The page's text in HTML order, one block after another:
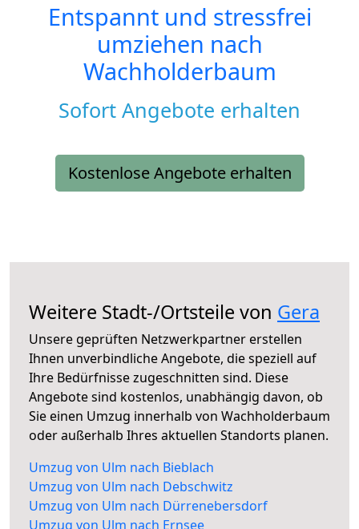
Entspannt und stressfrei
umziehen nach
Wachholderbaum
Sofort Angebote erhalten
Kostenlose Angebote erhalten
Weitere Stadt-/Ortsteile von Gera
Unsere geprüften Netzwerkpartner erstellen
Ihnen unverbindliche Angebote, die speziell auf
Ihre Bedürfnisse zugeschnitten sind. Diese
Angebote sind kostenlos, unabhängig davon, ob
Sie einen Umzug innerhalb von Wachholderbaum
oder außerhalb Ihres aktuellen Standorts planen.
Umzug von Ulm nach Bieblach
Umzug von Ulm nach Debschwitz
Umzug von Ulm nach Dürrenebersdorf
Umzug von Ulm nach Ernsee